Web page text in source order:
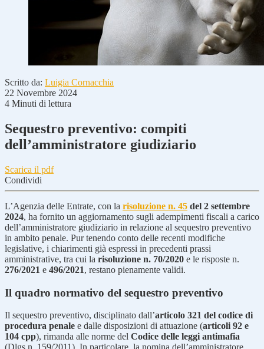
Scritto da: Luigia Cornacchia
22 Novembre 2024
4 Minuti di lettura
Sequestro preventivo: compiti
dell’amministratore giudiziario
Scarica il pdf
Condividi
L’Agenzia delle Entrate, con la risoluzione n. 45 del 2 settembre
2024, ha fornito un aggiornamento sugli adempimenti fiscali a carico
dell’amministratore giudiziario in relazione al sequestro preventivo
in ambito penale. Pur tenendo conto delle recenti modifiche
legislative, i chiarimenti già espressi in precedenti prassi
amministrative, tra cui la risoluzione n. 70/2020 e le risposte n.
276/2021 e 496/2021, restano pienamente validi.
Il quadro normativo del sequestro preventivo
Il sequestro preventivo, disciplinato dall’articolo 321 del codice di
procedura penale e dalle disposizioni di attuazione (articoli 92 e
104 cpp), rimanda alle norme del Codice delle leggi antimafia